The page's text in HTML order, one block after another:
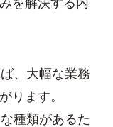
、大幅な業務
ります。
種類があるた